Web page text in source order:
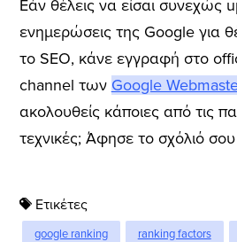
Εάν θέλεις να είσαι συνεχώς
ενημερώσεις της Google για
το SEO, κάνε εγγραφή στο
channel των Google
ακολουθείς κάποιες από τις
τεχνικές; Άφησε το σχόλιό
Ετικέτες
google ranking ranking factors